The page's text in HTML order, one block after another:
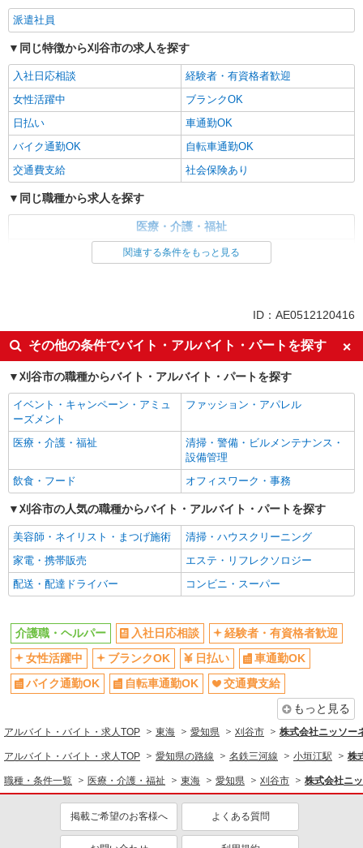
キープ
派遣社員
株式会社kotrio /●NG-H-2029833
日収1.2万円〜可★「とにかく収入重視!」が叶
う高時給の有料住宅
時給1500円〜2125円 ＜日払い有/週払い有/交
通費全支給(ガソリン代含む)＞
刈谷市【刈谷駅近く】
派遣社員
同じ特徴から刈谷市の求人を探す
入社日応相談
経験者・有資格者歓迎
女性活躍中
ブランクOK
日払い
車通勤OK
バイク通勤OK
自転車通勤OK
交通費支給
社会保険あり
同じ職種から求人を探す
医療・介護・福祉
交通費支給
社会保険あり
関連する条件をもっと見る
ID：AE0512120416
その他の条件でバイト・アルバイト・パートを探す
刈谷市の職種からバイト・アルバイト・パートを探す
イベント・キャンペーン・アミュ
ーズメント
ファッション・アパレル
医療・介護・福祉
清掃・警備・ビルメンテナンス・
設備管理
飲食・フード
オフィスワーク・事務
刈谷市の人気の職種からバイト・アルバイト・パートを探す
美容師・ネイリスト・まつげ施術
清掃・ハウスクリーニング
家電・携帯販売
エステ・リフレクソロジー
配送・配達ドライバー
コンビニ・スーパー
介護職・ヘルパー 入社日応相談
経験者・有資格者歓迎
女性活躍中
ブランクOK 日払い
車通勤OK
バイク通勤OK
自転車通勤OK
交通費支給
もっと見る
アルバイト・バイト・求人TOP 東海 愛知県 刈谷市 株式会社ニッソー
アルバイト・バイト・求人TOP 愛知県の路線 名鉄三河線 小垣江駅 株
職種・条件一覧 医療・介護・福祉 東海 愛知県 刈谷市 株式会社ニ
掲載ご希望のお客様へ よくある質問